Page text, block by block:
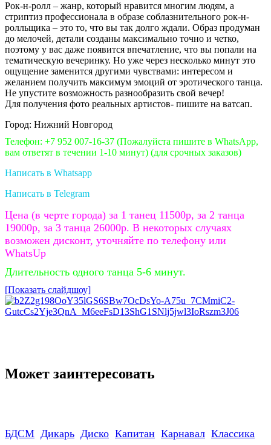
Рок-н-ролл – жанр, который нравится многим людям, а
стриптиз профессионала в образе соблазнительного рок-н-
ролльщика – это то, что вы так долго ждали. Образ продуман
до мелочей, детали созданы максимально точно и четко,
поэтому у вас даже появится впечатление, что вы попали на
тематическую вечеринку. Но уже через несколько минут это
ощущение заменится другими чувствами: интересом и
желанием получить максимум эмоций от эротического танца.
Не упустите возможность разнообразить свой вечер!
Для получения фото реальных артистов- пишите на ватсап.
Город: Нижний Новгород
Телефон: +7 952 007-16-37 (Пожалуйста пишите в WhatsApp,
вам ответят в течении 1-10 минут) (для срочных заказов)
Написать в Whatsapp
Написать в Telegram
Цена (в черте города) за 1 танец 11500р, за 2 танца
19000р, за 3 танца 26000р. В некоторых случаях
возможен дисконт, уточняйте по телефону или
WhatsUp
Длительность одного танца 5-6 минут.
[Показать слайдшоу]
Может заинтересовать
БДСМ Дикарь Диско Капитан Карнавал Классика